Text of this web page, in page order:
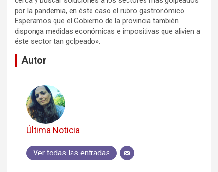
por la pandemia, en éste caso el rubro gastronómico.
Esperamos que el Gobierno de la provincia también
disponga medidas económicas e impositivas que alivien a
éste sector tan golpeado».
Autor
Última Noticia
Ver todas las entradas